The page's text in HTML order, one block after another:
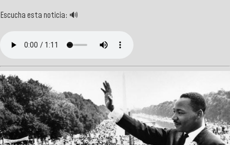
Escucha esta noticia: 🔊